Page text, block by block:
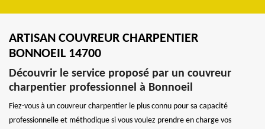
ARTISAN COUVREUR CHARPENTIER
BONNOEIL 14700
Découvrir le service proposé par un couvreur
charpentier professionnel à Bonnoeil
Fiez-vous à un couvreur charpentier le plus connu pour sa capacité
professionnelle et méthodique si vous voulez prendre en charge vos